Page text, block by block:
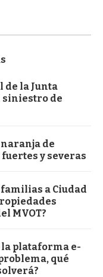
la Junta
siniestro de
naranja de
y severas
a Ciudad
MVOT?
la plataforma e-
qué